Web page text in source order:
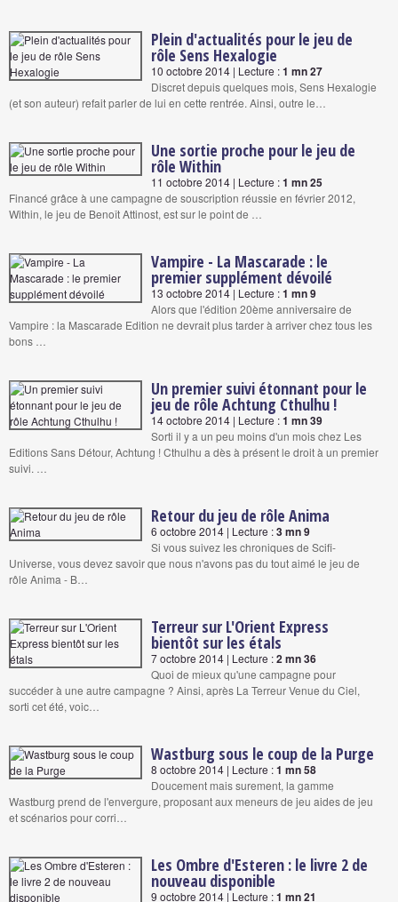
Plein d'actualités pour le jeu de
rôle Sens Hexalogie
10 octobre 2014 | Lecture :1 mn 27
Discret depuis quelques mois, Sens Hexalogie
(et son auteur) refait parler de lui en cette rentrée. Ainsi, outre le…
Une sortie proche pour le jeu de
rôle Within
11 octobre 2014 | Lecture :1 mn 25
Financé grâce à une campagne de souscription réussie en février 2012,
Within, le jeu de Benoît Attinost, est sur le point de …
Vampire - La Mascarade : le
premier supplément dévoilé
13 octobre 2014 | Lecture :1 mn 9
Alors que l'édition 20ème anniversaire de
Vampire : la Mascarade Edition ne devrait plus tarder à arriver chez tous les
bons …
Un premier suivi étonnant pour le
jeu de rôle Achtung Cthulhu !
14 octobre 2014 | Lecture :1 mn 39
Sorti il y a un peu moins d'un mois chez Les
Editions Sans Détour, Achtung ! Cthulhu a dès à présent le droit à un premier
suivi. …
Retour du jeu de rôle Anima
6 octobre 2014 | Lecture :3 mn 9
Si vous suivez les chroniques de Scifi-
Universe, vous devez savoir que nous n'avons pas du tout aimé le jeu de
rôle Anima - B…
Terreur sur L'Orient Express
bientôt sur les étals
7 octobre 2014 | Lecture :2 mn 36
Quoi de mieux qu'une campagne pour
succéder à une autre campagne ? Ainsi, après La Terreur Venue du Ciel,
sorti cet été, voic…
Wastburg sous le coup de la Purge
8 octobre 2014 | Lecture :1 mn 58
Doucement mais surement, la gamme
Wastburg prend de l'envergure, proposant aux meneurs de jeu aides de jeu
et scénarios pour corri…
Les Ombre d'Esteren : le livre 2 de
nouveau disponible
9 octobre 2014 | Lecture :1 mn 21